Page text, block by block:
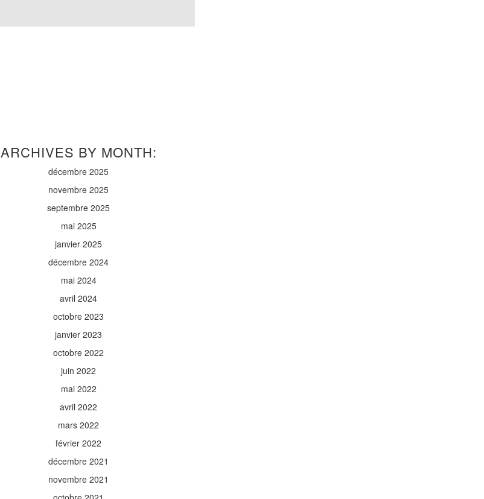
ARCHIVES BY MONTH:
décembre 2025
novembre 2025
septembre 2025
mai 2025
janvier 2025
décembre 2024
mai 2024
avril 2024
octobre 2023
janvier 2023
octobre 2022
juin 2022
mai 2022
avril 2022
mars 2022
février 2022
décembre 2021
novembre 2021